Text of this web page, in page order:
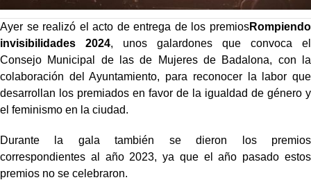
Ayer se realizó el acto de entrega de los premiosRompiendo
invisibilidades 2024, unos galardones que convoca el
Consejo Municipal de las de Mujeres de Badalona, con la
colaboración del Ayuntamiento, para reconocer la labor que
desarrollan los premiados en favor de la igualdad de género y
el feminismo en la ciudad.
Durante la gala también se dieron los premios
correspondientes al año 2023, ya que el año pasado estos
premios no se celebraron.